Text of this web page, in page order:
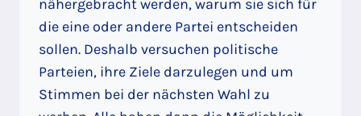
nähergebracht werden, warum sie sich für
die eine oder andere Partei entscheiden
sollen. Deshalb versuchen politische
Parteien, ihre Ziele darzulegen und um
Stimmen bei der nächsten Wahl zu